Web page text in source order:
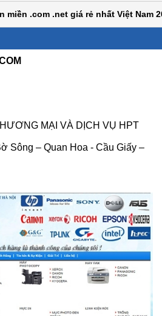
.com .net giá rẻ nhất Việt Nam
MẠI VÀ DỊCH VỤ HPT
Sông – Quan Hoa - Cầu Giấy –